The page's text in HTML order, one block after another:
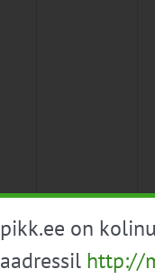
pikk.ee on
aadressil http://